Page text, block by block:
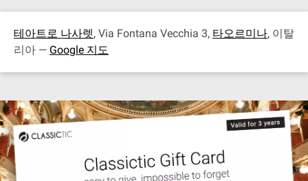
테아트로 나사렛, Via Fontana Vecchia 3, 타오르미나, 이탈
리아 — Google 지도